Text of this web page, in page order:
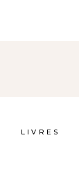
LIVRES